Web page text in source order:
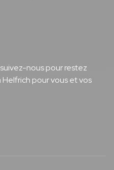
nous pour restez
pour vous et vos